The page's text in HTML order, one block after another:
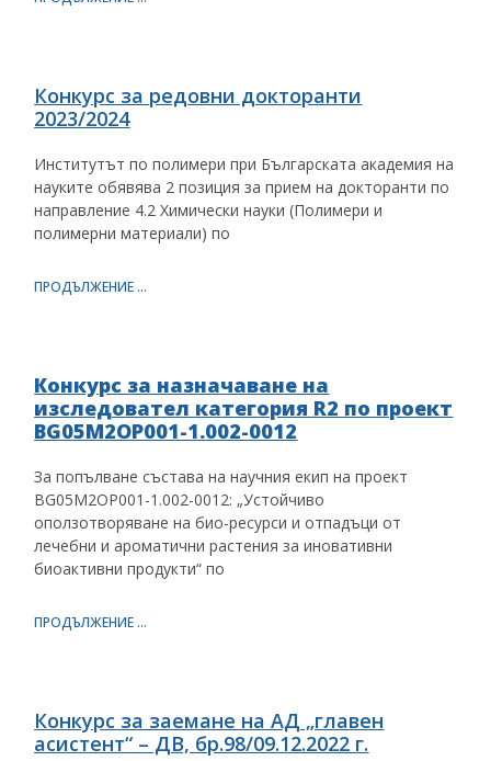
Конкурс за редовни докторанти
2023/2024
Институтът по полимери при Българската академия на
науките обявява 2 позиция за прием на докторанти по
направление 4.2 Химически науки (Полимери и
полимерни материали) по
ПРОДЪЛЖЕНИЕ ...
Конкурс за назначаване на
изследовател категория R2 по проект
BG05M2OP001-1.002-0012
За попълване състава на научния екип на проект
BG05M2OP001-1.002-0012: „Устойчиво
оползотворяване на био-ресурси и отпадъци от
лечебни и ароматични растения за иновативни
биоактивни продукти“ по
ПРОДЪЛЖЕНИЕ ...
Конкурс за заемане на АД „главен
асистент“ – ДВ, бр.98/09.12.2022 г.